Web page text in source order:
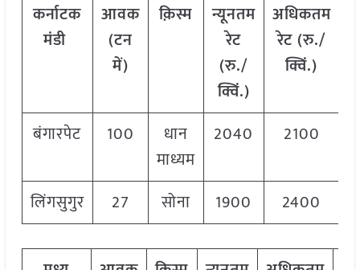
कर्नाटक
मंडी
आवक
(टन
में)
क़िस्म
न्यूनतम
रेट
(रु./
क्विं.)
अधिकतम
रेट (रु./
क्विं.)
बंगारपेट
100
धान
माध्यम
2040 2100
लिंगसुगुर 27 सोना 1900 2400